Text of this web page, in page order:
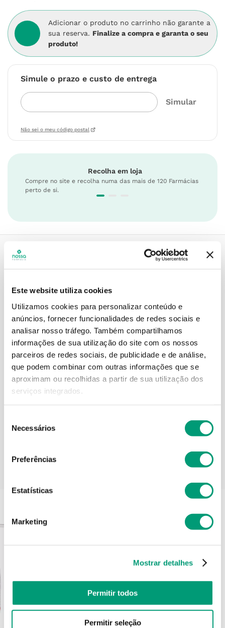
Este website utiliza cookies
Utilizamos cookies para personalizar conteúdo e
anúncios, fornecer funcionalidades de redes sociais e
analisar nosso tráfego. Também compartilhamos
informações de sua utilização do site com os nossos
parceiros de redes sociais, de publicidade e de análise,
que podem combinar com outras informações que se
aproximam ou recolhidas a partir de sua utilização dos
serviços integrados.
Necessários
Preferências
Estatísticas
Marketing
Mostrar detalhes
Permitir todos
Permitir seleção
Adicionar o produto no carrinho não garante a
sua reserva. Finalize a compra e garanta o seu
produto!
Simule o prazo e custo de entrega
Não sei o meu código postal
Recolha em loja
Compre no site e recolha numa das mais de 120 Farmácias
perto de si.
Descrição do Produto
Modo de utilização
Contra-indicações
Informações técnicas